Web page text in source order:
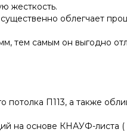
жесткость.
облегчает
тем самым он выгодно
П113, а также
на основе КНАУФ-листа (